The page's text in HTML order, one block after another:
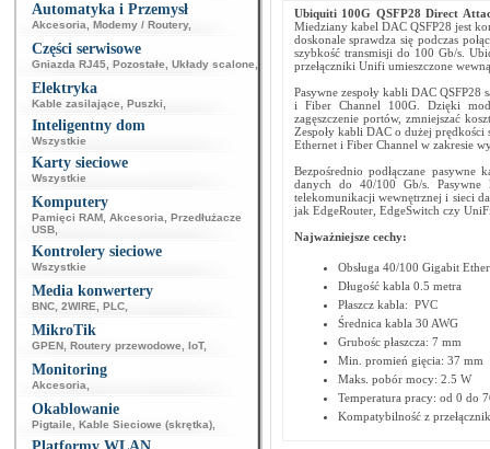
Automatyka i Przemysł
Akcesoria Modemy / Routery,
Części serwisowe
Gniazda RJ45 Pozostałe Układy scalone
Elektryka
Kable zasilające Puszki
Inteligentny dom
Wszystkie
Karty sieciowe
Wszystkie
Komputery
Pamięci RAM Akcesoria
Przedłużacze
USB
Kontrolery sieciowe
Wszystkie
Media konwertery
BNC 2WIRE PLC
MikroTik
GPEN Routery przewodowe IoT,
Monitoring
Akcesoria
Okablowanie
Pigtaile Kable Sieciowe (skrętka)
Ubiquiti 100G QSFP28 Direct
Miedziany kabel DAC QSFP28 jest
doskonale sprawdza się podczas
szybkość transmisji do 100 Gb/s.
przełączniki Unifi umieszczone
Pasywne zespoły kabli DAC
i Fiber Channel 100G. Dzięki
zagęszczenie portów, zmniejszać
Zespoły kabli DAC o dużej prędkości
Ethernet i Fiber Channel w zakresie
Bezpośrednio podłączane pasywne
danych do 40/100 Gb/s. Pasywne
telekomunikacji wewnętrznej i sieci
jak EdgeRouter, EdgeSwitch czy
Najważniejsze cechy:
Obsługa 40/100 Gigabit
Długość kabla 0.5 metra
Płaszcz kabla: PVC
Średnica kabla 30 AWG
Grubośc płaszcza: 7 mm
Min. promień gięcia: 37 mm
Maks. pobór mocy: 2.5 W
Temperatura pracy: od 0 do
Kompatybilność z